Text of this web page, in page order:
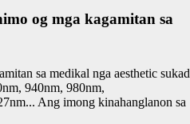
og mga kagamitan sa
sa medikal nga aesthetic sukad
940nm, 980nm,
Ang imong kinahanglanon sa